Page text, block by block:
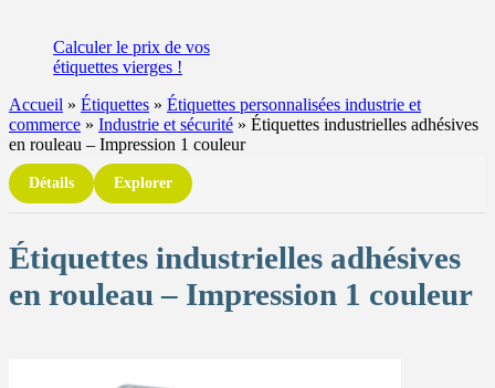
Calculerle prix de vos
étiquettes vierges !
Accueil » Étiquettes » Étiquettes personnalisées industrie et
commerce » Industrie et sécurité » Étiquettes industrielles adhésives
en rouleau – Impression 1 couleur
Détails Explorer
Étiquettes industrielles adhésives
en rouleau – Impression 1 couleur